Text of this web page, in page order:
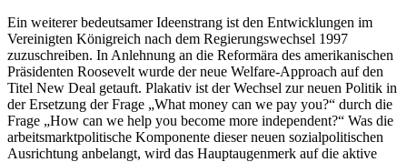
Ein weiterer bedeutsamer Ideenstrang ist den Entwicklungen im
Vereinigten Königreich nach dem Regierungswechsel 1997
zuzuschreiben. In Anlehnung an die Reformära des amerikanischen
Präsidenten Roosevelt wurde der neue Welfare-Approach auf den
Titel New Deal getauft. Plakativ ist der Wechsel zur neuen Politik in
der Ersetzung der Frage „What money can we pay you?“ durch die
Frage „How can we help you become more independent?“ Was die
arbeitsmarktpolitische Komponente dieser neuen sozialpolitischen
Ausrichtung anbelangt, wird das Hauptaugenmerk auf die aktive